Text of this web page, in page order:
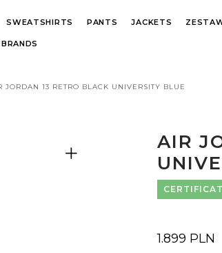
SWEATSHIRTS PANTS JACKETS
BRANDS
JORDAN 13 RETRO BLACK UNIVERSITY BLUE
AIR
1.899 PLN